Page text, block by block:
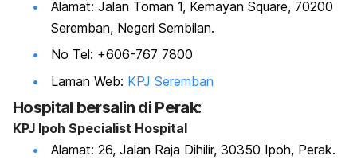
Alamat: Jalan Toman 1, Kemayan Square, 70200
Seremban, Negeri Sembilan.
No Tel: +606-767 7800
Laman Web: KPJ Seremban
Hospital bersalin di Perak:
KPJ Ipoh Specialist Hospital
Alamat: 26, Jalan Raja Dihilir, 30350 Ipoh, Perak.